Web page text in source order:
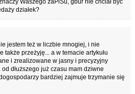
Waszego zaPiSu, gbur nie chciał być
działek?
jestem też w liczbie mnogiej, i nie
także przeżyję... a w temacie artykułu
i zrealizowane w jasny i precyzyjny
dłuższego już czasu mam dziwne
bardziej zajmuje trzymanie się